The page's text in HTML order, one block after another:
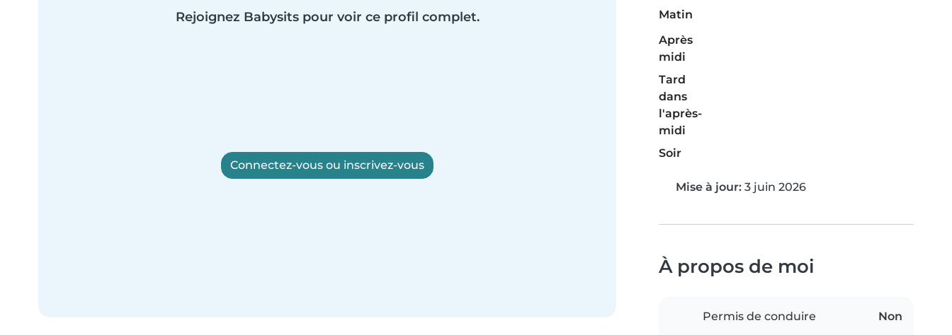
Rejoignez Babysits pour voir ce profil complet.
Connectez-vous ou inscrivez-vous
Matin
Après
midi
Tard
dans
l'après-
midi
Soir
Mise à jour: 3 juin 2026
À propos de moi
Permis de conduire Non